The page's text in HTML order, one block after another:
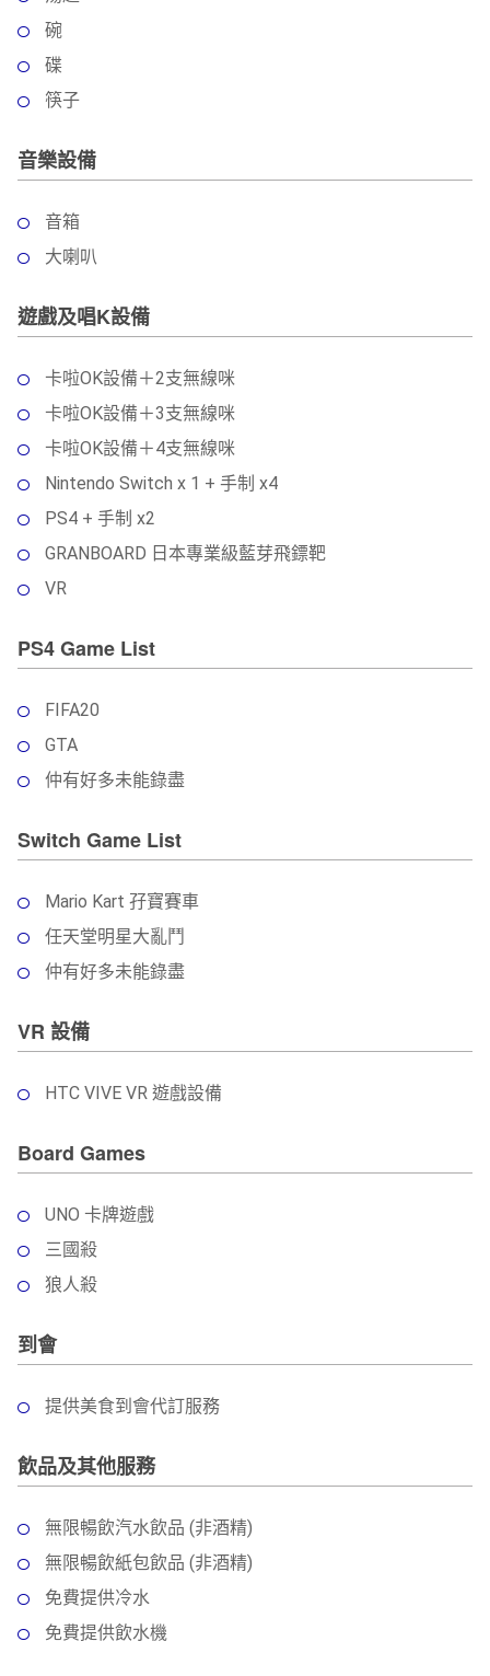
碗
碟
筷子
音樂設備
音箱
大喇叭
遊戲及唱K設備
卡啦OK設備＋2支無線咪
卡啦OK設備＋3支無線咪
卡啦OK設備＋4支無線咪
Nintendo Switch x 1 + 手制 x4
PS4 + 手制 x2
GRANBOARD 日本專業級藍芽飛鏢靶
VR
PS4 Game List
FIFA20
GTA
仲有好多未能錄盡
Switch Game List
Mario Kart 孖寶賽車
任天堂明星大亂鬥
仲有好多未能錄盡
VR 設備
HTC VIVE VR 遊戲設備
Board Games
UNO 卡牌遊戲
三國殺
狼人殺
到會
提供美食到會代訂服務
飲品及其他服務
無限暢飲汽水飲品 (非酒精)
無限暢飲紙包飲品 (非酒精)
免費提供冷水
免費提供飲水機